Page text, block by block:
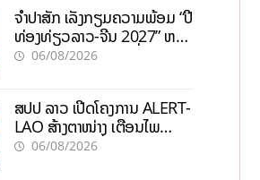
ຈຳປາສັກ ເລັ່ງກຽມຄວາມພ້ອມ “ປີ
ທ່ອງທ່ຽວລາວ-ຈີນ 2027” ຫວັງ
ກະຕຸ້ນເສດຖະກິດທ້ອງຖິ່ນ
06/08/2026
ສປປ ລາວ ເປີດໂຄງການ ALERT-
LAO ສ້າງຕາໜ່າງ ເຕືອນໄພ
ພະຍາດລະບາດທົ່ວປະເທດ
06/08/2026